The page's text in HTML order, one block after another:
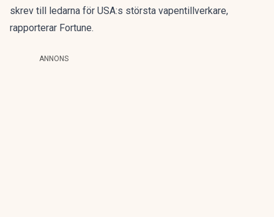
skrev till ledarna för USA:s största vapentillverkare,
rapporterar Fortune.
ANNONS